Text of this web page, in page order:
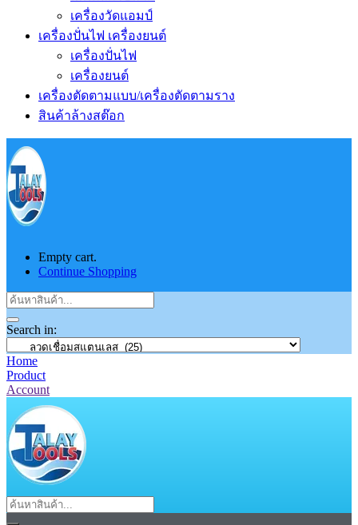
เครื่องวัดแอมป์
เครื่องปั่นไฟ เครื่องยนต์
เครื่องปั่นไฟ
เครื่องยนต์
เครื่องตัดตามแบบ/เครื่องตัดตามราง
สินค้าล้างสต๊อก
Empty cart.
Continue Shopping
Search in:
Home
Product
Account